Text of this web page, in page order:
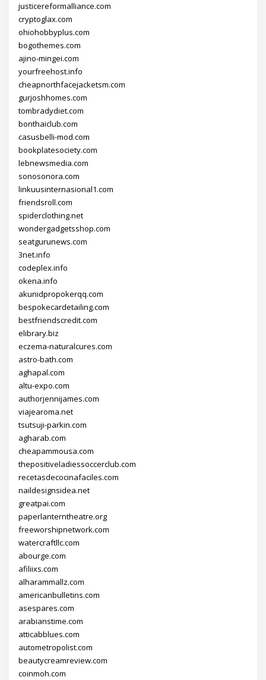
justicereformalliance.com
cryptoglax.com
ohiohobbyplus.com
bogothemes.com
ajino-mingei.com
yourfreehost.info
cheapnorthfacejacketsm.com
gurjoshhomes.com
tombradydiet.com
bonthaiclub.com
casusbelli-mod.com
bookplatesociety.com
lebnewsmedia.com
sonosonora.com
linkuusinternasional1.com
friendsroll.com
spiderclothing.net
wondergadgetsshop.com
seatgurunews.com
3net.info
codeplex.info
okena.info
akunidpropokerqq.com
bespokecardetailing.com
bestfriendscredit.com
elibrary.biz
eczema-naturalcures.com
astro-bath.com
aghapal.com
altu-expo.com
authorjennijames.com
viajearoma.net
tsutsuji-parkin.com
agharab.com
cheapammousa.com
thepositiveladiessoccerclub.com
recetasdecocinafaciles.com
naildesignsidea.net
greatpai.com
paperlanterntheatre.org
freeworshipnetwork.com
watercraftllc.com
abourge.com
afiliixs.com
alharammallz.com
americanbulletins.com
asespares.com
arabianstime.com
atticabblues.com
autometropolist.com
beautycreamreview.com
coinmoh.com